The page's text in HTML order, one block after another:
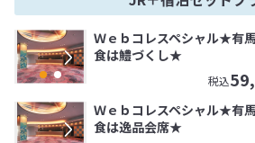
Ｗｅｂコレスペシャル★有
食は鱧づくし★
税込
Ｗｅｂコレスペシャル★有
食は逸品会席★